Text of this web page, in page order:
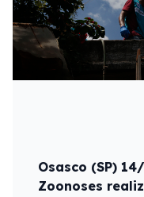
Osasco (SP)
Zoonoses